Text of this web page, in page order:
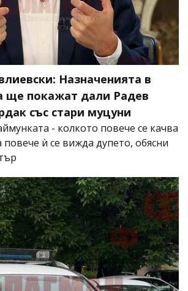
Назначенията в
ще покажат дали Радев
със стари муцуни
- колкото повече се качва
повече ѝ се вижда дупето, обясни